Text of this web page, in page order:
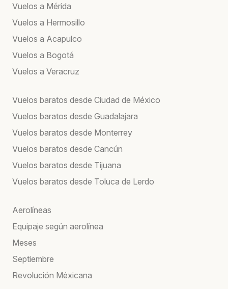
Vuelos a Mérida
Vuelos a Hermosillo
Vuelos a Acapulco
Vuelos a Bogotá
Vuelos a Veracruz
Vuelos baratos desde Ciudad de México
Vuelos baratos desde Guadalajara
Vuelos baratos desde Monterrey
Vuelos baratos desde Cancún
Vuelos baratos desde Tijuana
Vuelos baratos desde Toluca de Lerdo
Aerolíneas
Equipaje según aerolínea
Meses
Septiembre
Revolución Méxicana